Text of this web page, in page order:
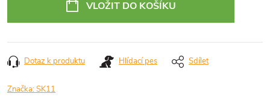
VLOŽIT DO KOŠÍKU
Dotaz k produktu Hlídací pes Sdílet
Značka:SK11